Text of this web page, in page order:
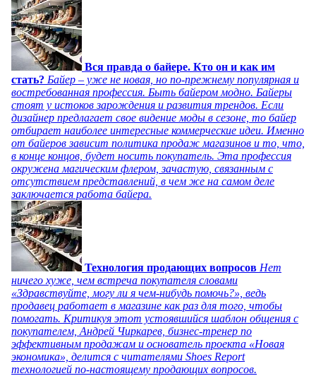
Вся правда о байере. Кто он и как им
стать? Байер – уже не новая, но по-прежнему популярная и
востребованная профессия. Быть байером модно. Байеры
стоят у истоков зарождения и развития трендов. Если
дизайнер предлагает свое видение моды в сезоне, то байер
отбирает наиболее интересные коммерческие идеи. Именно
от байеров зависит политика продаж магазинов и то, что,
в конце концов, будет носить покупатель. Эта профессия
окружена магическим флером, зачастую, связанным с
отсутствием представлений, в чем же на самом деле
заключается работа байера.
Технология продающих вопросов Нет
ничего хуже, чем встреча покупателя словами
«Здравствуйте, могу ли я чем-нибудь помочь?», ведь
продавец работает в магазине как раз для того, чтобы
помогать. Критикуя этот устоявшийся шаблон общения с
покупателем, Андрей Чиркарев, бизнес-тренер по
эффективным продажам и основатель проекта «Новая
экономика», делится с читателями Shoes Report
технологией по-настоящему продающих вопросов.